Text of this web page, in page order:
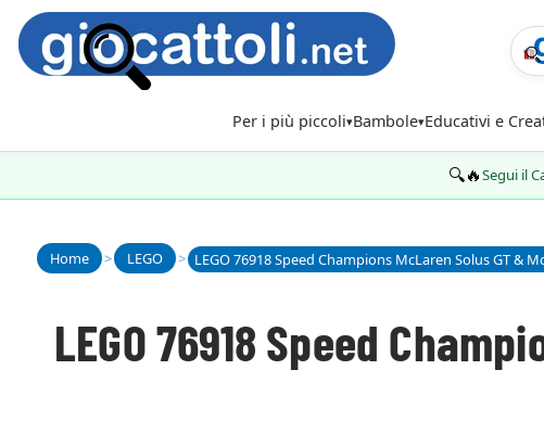
Per i più piccoli Bambole Educativi e
🔍🔥Segui il
Home > LEGO > LEGO 76918 Speed Champions McLaren Solus GT &
LEGO 76918 Speed